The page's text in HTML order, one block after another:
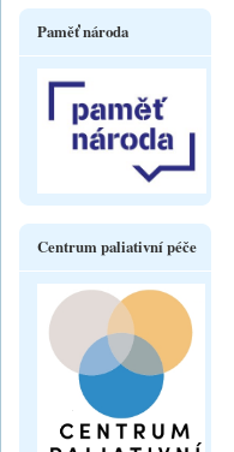
Paměť národa
Centrum paliativní péče